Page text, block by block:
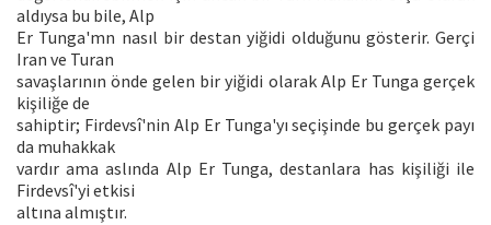
aldıysa bu bile, Alp
Er Tunga'mn nasıl bir destan yiğidi olduğunu gösterir. Gerçi
Iran ve Turan
savaşlarının önde gelen bir yiğidi olarak Alp Er Tunga gerçek
kişiliğe de
sahiptir; Firdevsî'nin Alp Er Tunga'yı seçişinde bu gerçek payı
da muhakkak
vardır ama aslında Alp Er Tunga, destanlara has kişiliği ile
Firdevsî'yi etkisi
altına almıştır.